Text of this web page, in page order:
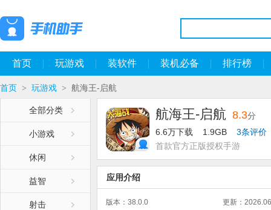
首页 玩游戏 装软件 装机必备 排行榜
首页 > 玩游戏 > 航海王-启航
全部分类
小游戏
休闲
益智
射击
航海王-启航 8.3分
6.6万下载
1.9GB
3条评价
首款官方正版授权手游
应用介绍
版本： 38.0.0 更新：